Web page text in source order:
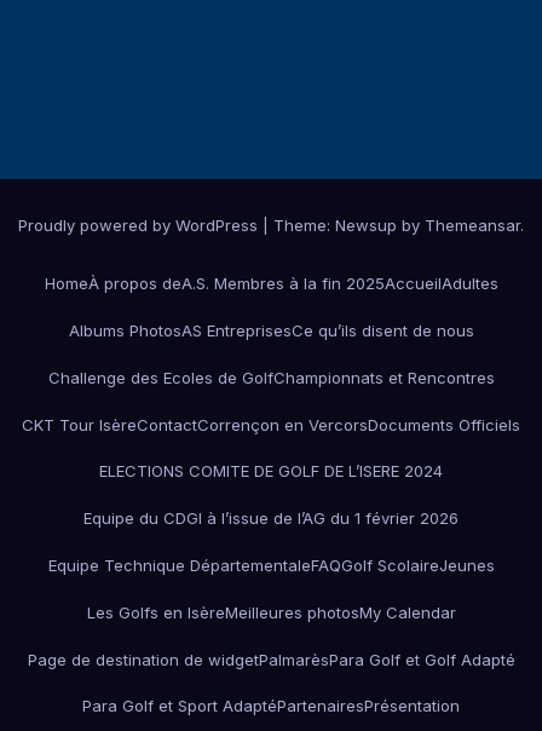
Proudly powered by WordPress Theme: Newsup by Themeansar.
HomeÀ propos deA.S. Membres à la fin 2025AccueilAdultes
Albums PhotosAS EntreprisesCe qu’ils disent de nous
Challenge des Ecoles de GolfChampionnats et Rencontres
CKT Tour IsèreContactCorrençon en VercorsDocuments Officiels
ELECTIONS COMITE DE GOLF DE L’ISERE 2024
Equipe du CDGI à l’issue de l’AG du 1 février 2026
Equipe Technique DépartementaleFAQGolf ScolaireJeunes
Les Golfs en IsèreMeilleures photosMy Calendar
Page de destination de widgetPalmarèsPara Golf et Golf Adapté
Para Golf et Sport AdaptéPartenairesPrésentation